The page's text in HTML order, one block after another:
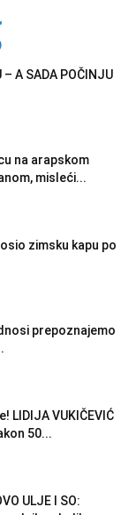
– A SADA POČINJU
na arapskom
misleći...
zimsku kapu po
prepoznajemo
LIDIJA VUKIČEVIĆ
50...
ULJE I SO: